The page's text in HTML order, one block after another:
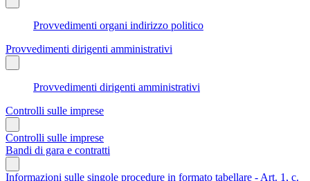
Provvedimenti organi indirizzo politico
Provvedimenti dirigenti amministrativi
Provvedimenti dirigenti amministrativi
Controlli sulle imprese
Controlli sulle imprese
Bandi di gara e contratti
Informazioni sulle singole procedure in formato tabellare - Art. 1, c.